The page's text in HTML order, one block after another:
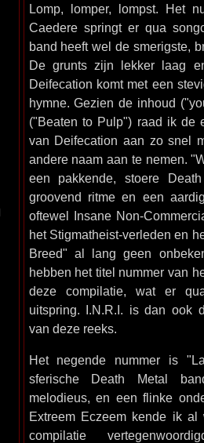
Lomp, lomper, lompst. Het
Caedere springt er qua
band heeft wel de smerigste,
De grunts zijn lekker laag
Deifecation komt met een
hymne. Gezien de inhoud
("Beaten to Pulp") raad ik de
van Deifecation aan zo snel
andere naam aan te nemen.
een pakkende, stoere
groovend ritme en een
oftewel Insane Non-
het Stigmatheist-verleden en
Breed" al lang geen
hebben het titel nummer van
deze compilatie, wat er
uitspring. I.N.R.I. is dan ook
van deze reeks.
Het negende nummer is
sferische Death Metal
melodieus, en een flinke
Extreem Eczeem kende ik
compilatie